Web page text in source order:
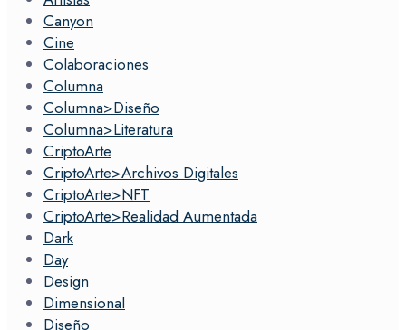
Canyon
Cine
Colaboraciones
Columna
Columna>Diseño
Columna>Literatura
CriptoArte
CriptoArte>Archivos Digitales
CriptoArte>NFT
CriptoArte>Realidad Aumentada
Dark
Day
Design
Dimensional
Diseño